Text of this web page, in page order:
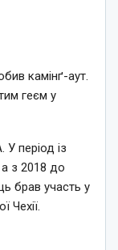
камінґ-аут.
геєм у
У період із
а з 2018 до
брав участь у
Чехії.